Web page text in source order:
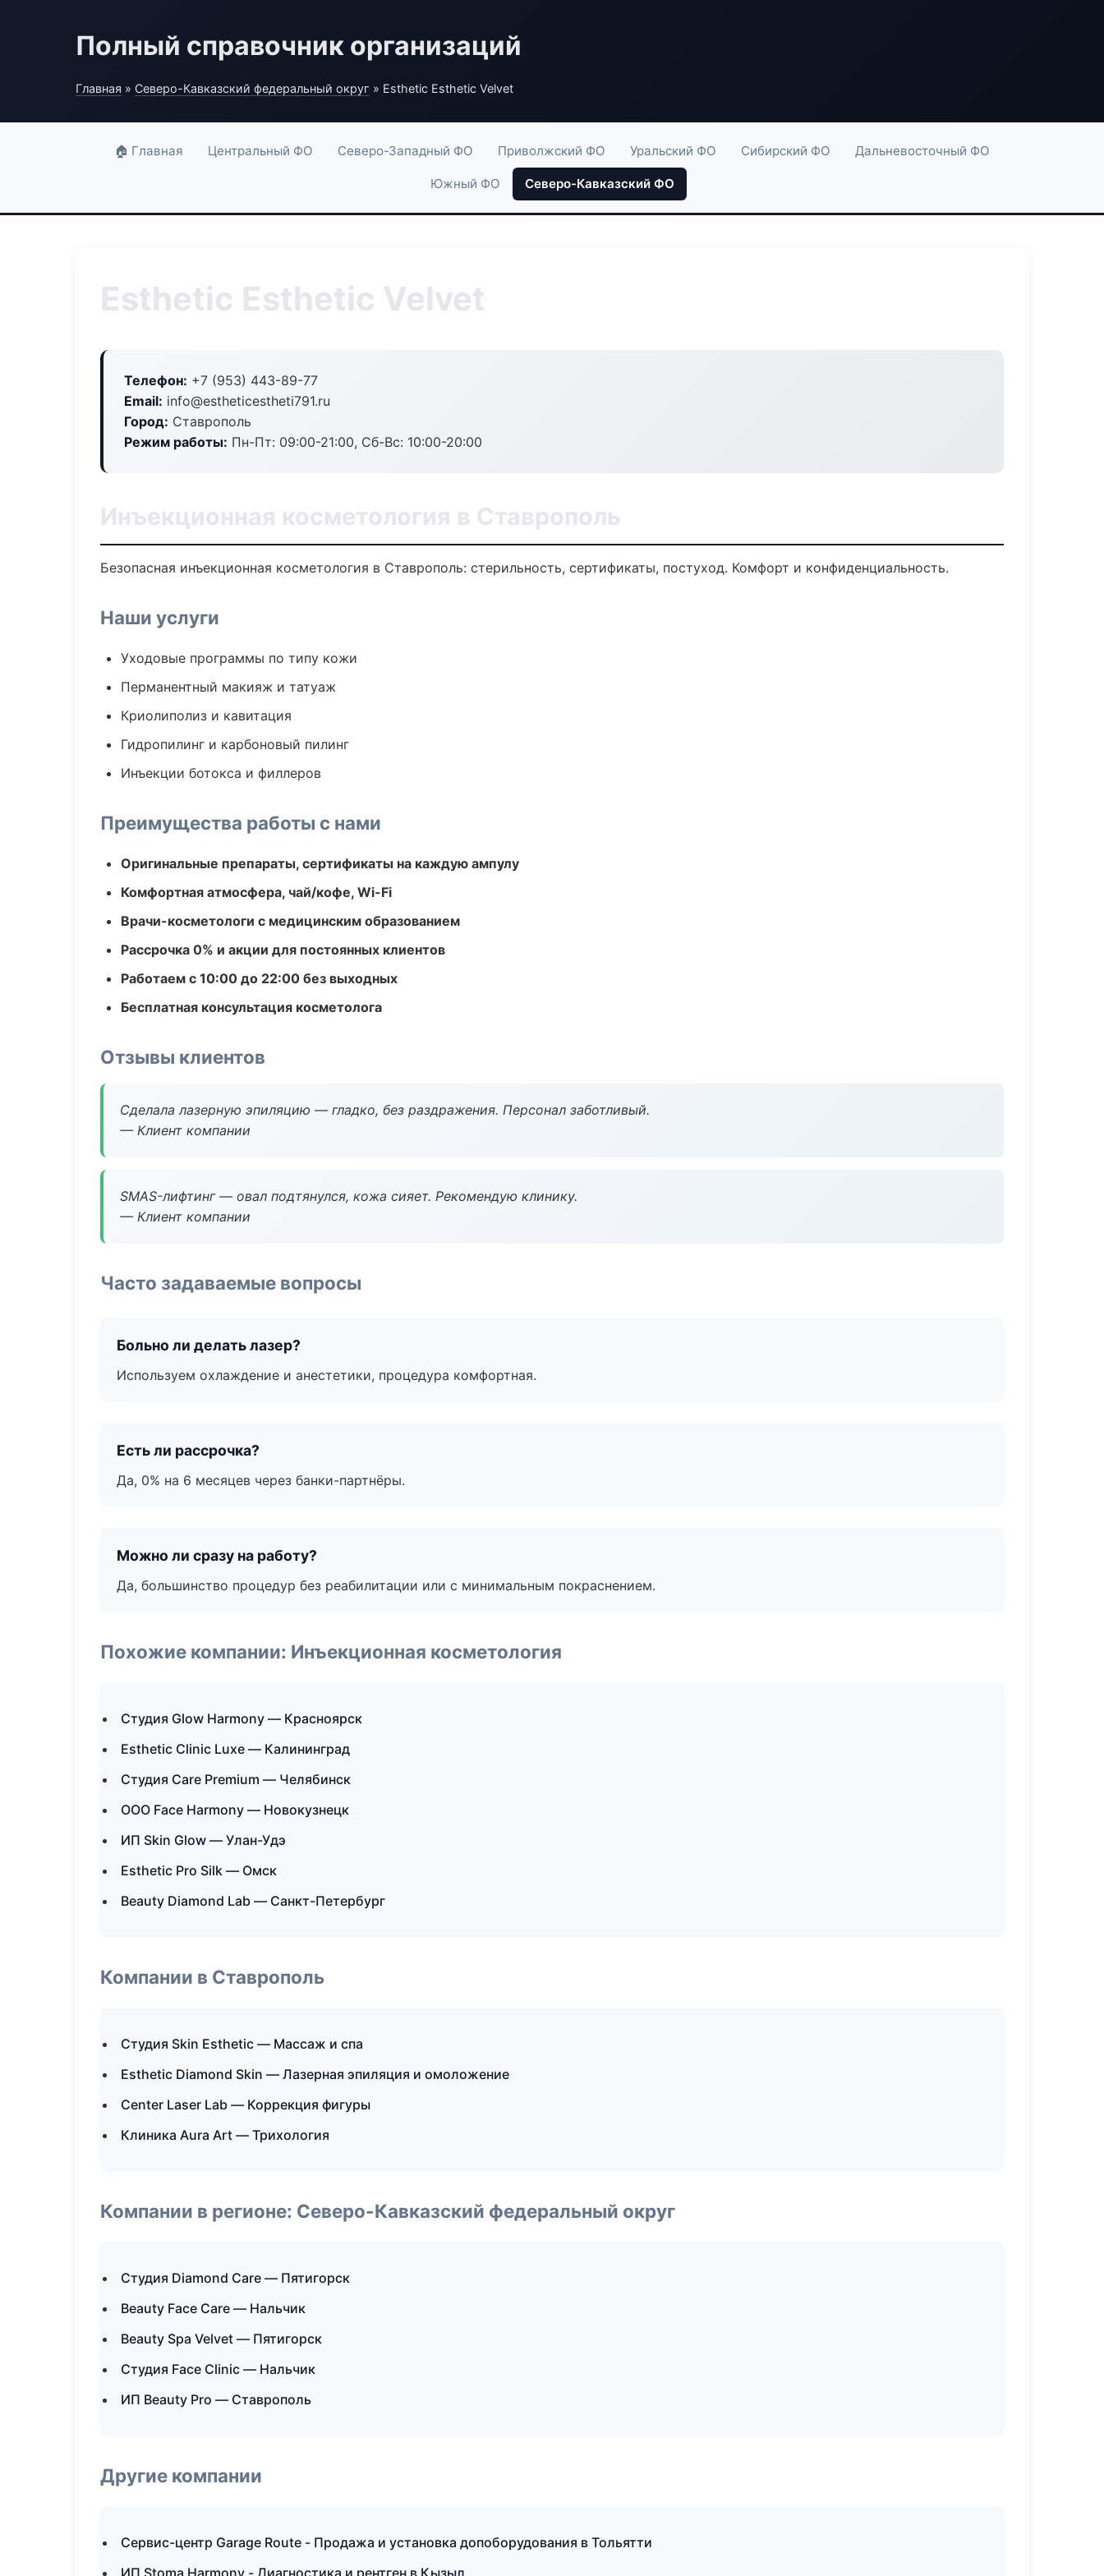
Полный справочник организаций
Главная » Северо-Кавказский федеральный округ » Esthetic Esthetic Velvet
🏠 Главная Центральный ФО Северо-Западный ФО Приволжский ФО Уральский ФО Сибирский ФО Дальневосточный ФО
Южный ФО Северо-Кавказский ФО
Esthetic Esthetic Velvet
Телефон: +7 (953) 443-89-77
Email: info@estheticestheti791.ru
Город: Ставрополь
Режим работы: Пн-Пт: 09:00-21:00, Сб-Вс: 10:00-20:00
Инъекционная косметология в Ставрополь
Безопасная инъекционная косметология в Ставрополь: стерильность, сертификаты, постуход. Комфорт и конфиденциальность.
Наши услуги
Уходовые программы по типу кожи
Перманентный макияж и татуаж
Криолиполиз и кавитация
Гидропилинг и карбоновый пилинг
Инъекции ботокса и филлеров
Преимущества работы с нами
Оригинальные препараты, сертификаты на каждую ампулу
Комфортная атмосфера, чай/кофе, Wi-Fi
Врачи-косметологи с медицинским образованием
Рассрочка 0% и акции для постоянных клиентов
Работаем с 10:00 до 22:00 без выходных
Бесплатная консультация косметолога
Отзывы клиентов
Сделала лазерную эпиляцию — гладко, без раздражения. Персонал заботливый.
— Клиент компании
SMAS-лифтинг — овал подтянулся, кожа сияет. Рекомендую клинику.
— Клиент компании
Часто задаваемые вопросы
Больно ли делать лазер?
Используем охлаждение и анестетики, процедура комфортная.
Есть ли рассрочка?
Да, 0% на 6 месяцев через банки-партнёры.
Можно ли сразу на работу?
Да, большинство процедур без реабилитации или с минимальным покраснением.
Похожие компании: Инъекционная косметология
Студия Glow Harmony — Красноярск
Esthetic Clinic Luxe — Калининград
Студия Care Premium — Челябинск
ООО Face Harmony — Новокузнецк
ИП Skin Glow — Улан-Удэ
Esthetic Pro Silk — Омск
Beauty Diamond Lab — Санкт-Петербург
Компании в Ставрополь
Студия Skin Esthetic — Массаж и спа
Esthetic Diamond Skin — Лазерная эпиляция и омоложение
Center Laser Lab — Коррекция фигуры
Клиника Aura Art — Трихология
Компании в регионе: Северо-Кавказский федеральный округ
Студия Diamond Care — Пятигорск
Beauty Face Care — Нальчик
Beauty Spa Velvet — Пятигорск
Студия Face Clinic — Нальчик
ИП Beauty Pro — Ставрополь
Другие компании
Сервис-центр Garage Route - Продажа и установка допоборудования в Тольятти
ИП Stoma Harmony - Диагностика и рентген в Кызыл